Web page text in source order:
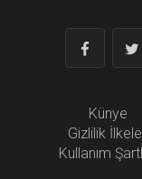
Künye
Gizlilik
Kullanım